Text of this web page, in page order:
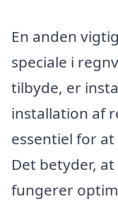
En anden
speciale i
tilbyde, er
installation af
essentiel for
Det betyder,
fungerer